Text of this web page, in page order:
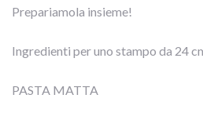
Prepariamola insieme!
Ingredienti per uno stampo da 24
PASTA MATTA